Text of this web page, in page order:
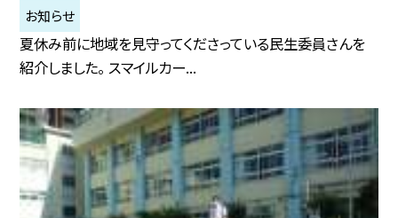
お知らせ
夏休み前に地域を見守ってくださっている民生委員さんを
紹介しました。 スマイルカー...